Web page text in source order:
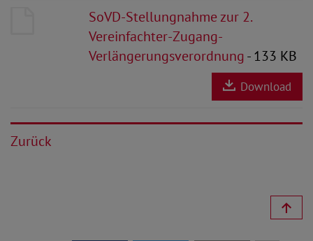
SoVD-Stellungnahme zur 2.
Vereinfachter-Zugang-
Verlängerungsverordnung- 133 KB
Download
Zurück